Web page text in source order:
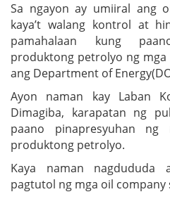
Sa ngayon ay umiiral ang
kaya’t walang kontrol at
pamahalaan kung
produktong petrolyo ng
ang Department of
Ayon naman kay Laban
Dimagiba, karapatan ng
paano pinapresyuhan
produktong petrolyo.
Kaya naman nagdududa
pagtutol ng mga oil